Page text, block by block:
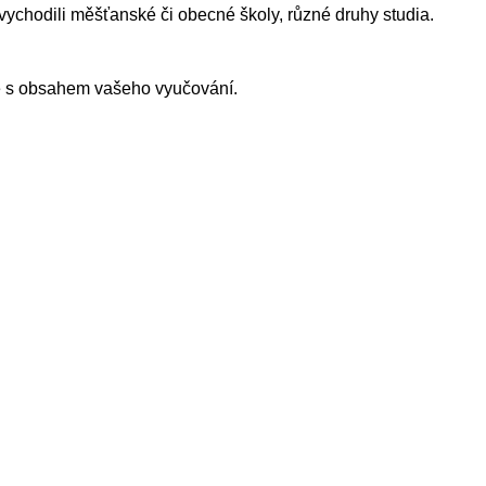
měšťanské či obecné školy, různé druhy studia.
obsahem vašeho vyučování.